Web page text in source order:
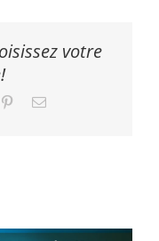
votre
PinterestEmail